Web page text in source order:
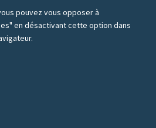
pouvez vous opposer à
en désactivant cette option dans